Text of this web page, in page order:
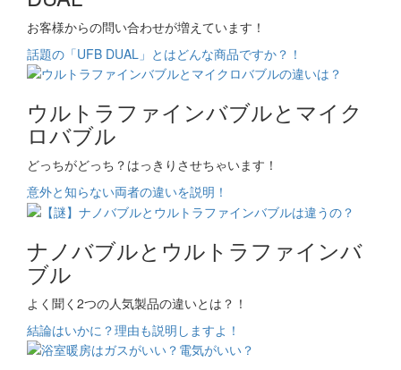
お客様からの問い合わせが増えています！
話題の「UFB DUAL」とはどんな商品ですか？！
ウルトラファインバブルとマイク
ロバブル
どっちがどっち？はっきりさせちゃいます！
意外と知らない両者の違いを説明！
ナノバブルとウルトラファインバ
ブル
よく聞く2つの人気製品の違いとは？！
結論はいかに？理由も説明しますよ！